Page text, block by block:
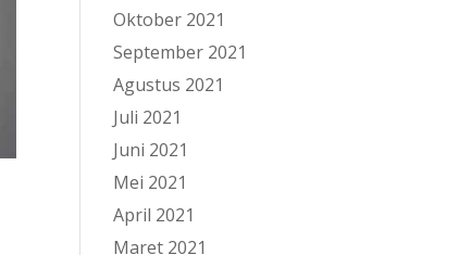
Oktober 2021
September 2021
Agustus 2021
Juli 2021
Juni 2021
Mei 2021
April 2021
Maret 2021